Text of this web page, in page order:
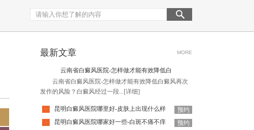
最新文章 MORE
云南省白癜风医院-怎样做才能有效降低白
云南省白癜风医院-怎样做才能有效降低白癜风再次
发作的风险？白癜风经过一段... [详细]
· 昆明白癜风医院哪里好-皮肤上出现什么样
预约
·
昆明白癜风医院哪家好一些-白斑不痛不痒
预约